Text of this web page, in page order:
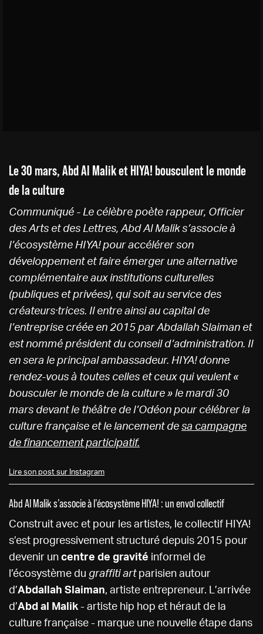
Le 30 mars, Abd Al Malik et HIYA! bousculent le monde
de la culture
Communiqué - Le célèbre poète rappeur, Officier
des Arts et des Lettres, Abd Al Malik s’associe à
l’écosystème HIYA! pour accélérer son
développement et faire émerger une alternative
complémentaire aux institutions culturelles
(publiques et privées), qui soit au service des
créateurs·trices. Il entre ainsi au capital de
l’entreprise créée en 2015 par Abdallah Slaiman et
est nommé président du conseil d’administration. Il
en sera le principal ambassadeur. HIYA! donne
rendez-vous à toutes celles et ceux qui veulent «
bousculer le monde de la culture » le mardi 30
mars devant le théâtre de l’Odéon pour célébrer la
culture française et le lancement desa campagne
de financement participatif.
Lire son post sur Instagram
Abd Al Malik s’associe à l’écosystème HIYA! : un envol collectif
Construit avec et pour les artistes, le collectif HIYA!
s’est progressivement structuré depuis 2015 pour
devenir uncentre de gravité informel de
l’écosystème du graffiti artparisien autour
d’Abdallah Slaiman, artiste entrepreneur. L’arrivée
d’Abd al Malik- artiste hip hop et héraut de la
culture française - marque une nouvelle étape dans